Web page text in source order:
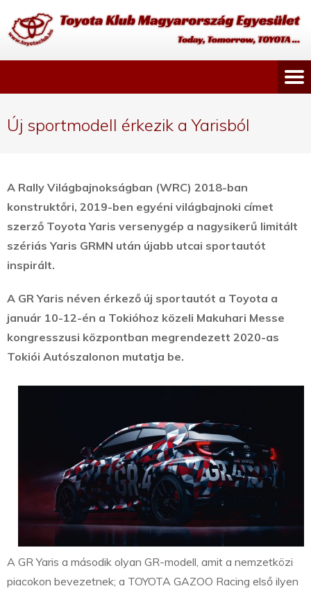
Új sportmodell érkezik a Yarisból
A Rally Világbajnokságban (WRC) 2018-ban
konstruktőri, 2019-ben egyéni világbajnoki címet
szerző Toyota Yaris versenygép a nagysikerű limitált
szériás Yaris GRMN után újabb utcai sportautót
inspirált.
A GR Yaris néven érkező új sportautót a Toyota a
január 10-12-én a Tokióhoz közeli Makuhari Messe
kongresszusi központban megrendezett 2020-as
Tokiói Autószalonon mutatja be.
A GR Yaris a második olyan GR-modell, amit a nemzetközi
piacokon bevezetnek; a TOYOTA GAZOO Racing első ilyen